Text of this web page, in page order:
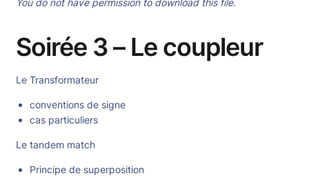
You do not have permission to download this file.
Soirée 3 – Le coupleur
Le Transformateur
conventions de signe
cas particuliers
Le tandem match
Principe de superposition